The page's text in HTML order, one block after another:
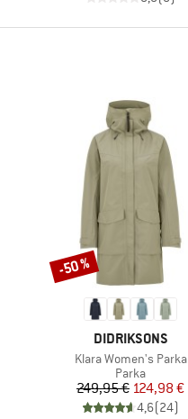
MARQUE
DIDRIKSONS
Article
Klara Women's Parka
Product group
Parka
Prix
249,95 €Prix réduit
124,98 €
4,6(24)
Remise
-50 %